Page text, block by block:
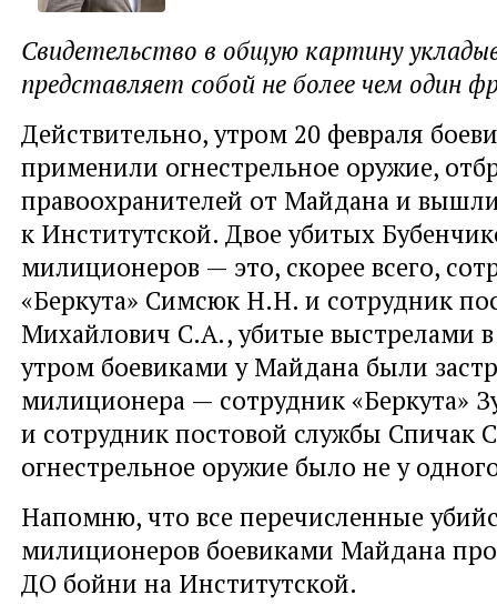
Свидетельство в общую картину
представляет собой не более чем один
Действительно, утром 20 февраля
применили огнестрельное оружие,
правоохранителей от Майдана и
к Институтской. Двое убитых
милиционеров — это, скорее всего,
«Беркута» Симсюк Н.Н. и сотрудник
Михайлович С.А., убитые выстрелами
утром боевиками у Майдана были
милиционера — сотрудник «Беркута»
и сотрудник постовой службы Спичак
огнестрельное оружие было не у
Напомню, что все перечисленные
милиционеров боевиками Майдана
ДО бойни на Институтской.